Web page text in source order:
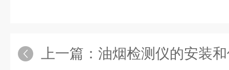
上一篇： 油烟检测仪的安装和使用，